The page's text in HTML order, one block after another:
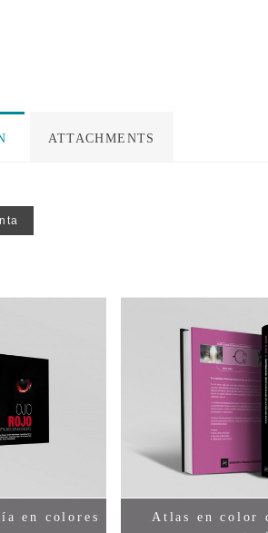
ATTACHMENTS
en colores
Atlas en color